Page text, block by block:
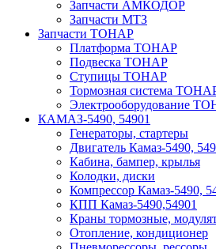
Запчасти АМКОДОР
Запчасти МТЗ
Запчасти ТОНАР
Платформа ТОНАР
Подвеска ТОНАР
Ступицы ТОНАР
Тормозная система
Электрооборудование
КАМАЗ-5490, 54901
Генераторы, стартеры
Двигатель Камаз-5490,
Кабина, бампер, крылья
Колодки, диски
Компрессор Камаз-5490,
КПП Камаз-5490,54901
Краны тормозные,
Отопление, кондиционер